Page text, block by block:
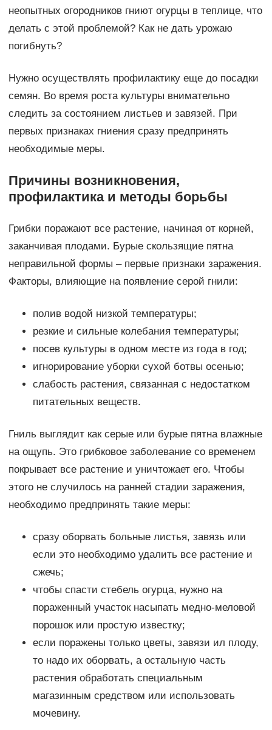
неопытных огородников гниют огурцы в теплице, что
делать с этой проблемой? Как не дать урожаю
погибнуть?
Нужно осуществлять профилактику еще до посадки
семян. Во время роста культуры внимательно
следить за состоянием листьев и завязей. При
первых признаках гниения сразу предпринять
необходимые меры.
Причины возникновения,
профилактика и методы борьбы
Грибки поражают все растение, начиная от корней,
заканчивая плодами. Бурые скользящие пятна
неправильной формы – первые признаки заражения.
Факторы, влияющие на появление серой гнили:
полив водой низкой температуры;
резкие и сильные колебания температуры;
посев культуры в одном месте из года в год;
игнорирование уборки сухой ботвы осенью;
слабость растения, связанная с недостатком
питательных веществ.
Гниль выглядит как серые или бурые пятна влажные
на ощупь. Это грибковое заболевание со временем
покрывает все растение и уничтожает его. Чтобы
этого не случилось на ранней стадии заражения,
необходимо предпринять такие меры:
сразу оборвать больные листья, завязь или
если это необходимо удалить все растение и
сжечь;
чтобы спасти стебель огурца, нужно на
пораженный участок насыпать медно-меловой
порошок или простую известку;
если поражены только цветы, завязи ил плоду,
то надо их оборвать, а остальную часть
растения обработать специальным
магазинным средством или использовать
мочевину.